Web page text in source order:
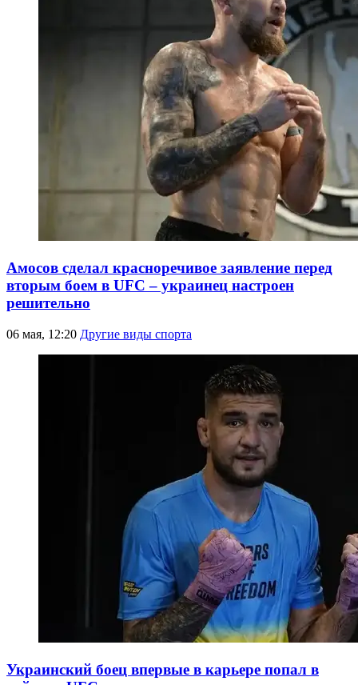
Амосов сделал красноречивое заявление перед
вторым боем в UFC – украинец настроен
решительно
06 мая, 12:20 Другие виды спорта
Украинский боец впервые в карьере попал в